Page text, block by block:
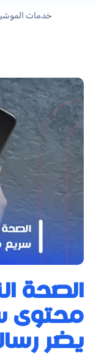
خدمات
الصحة
يضر